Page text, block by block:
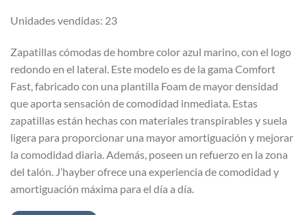
Unidades vendidas: 23
Zapatillas cómodas de hombre color azul marino, con el logo
redondo en el lateral. Este modelo es de la gama Comfort
Fast, fabricado con una plantilla Foam de mayor densidad
que aporta sensación de comodidad inmediata. Estas
zapatillas están hechas con materiales transpirables y suela
ligera para proporcionar una mayor amortiguación y mejorar
la comodidad diaria. Además, poseen un refuerzo en la zona
del talón. J’hayber ofrece una experiencia de comodidad y
amortiguación máxima para el día a día.